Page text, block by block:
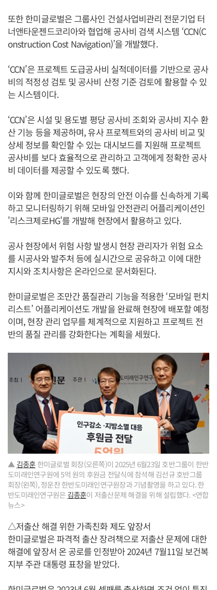
또한 한미글로벌은 그룹사인 건설사업비관리 전문기업 터
너앤타운젠드코리아와 협업해 공사비 검색 시스템 ‘CCN(C
onstruction Cost Navigation)’을 개발했다.
‘CCN’은 프로젝트 도급공사비 실적데이터를 기반으로 공사
비의 적정성 검토 및 공사비 산정 기준 검토에 활용할 수 있
는 시스템이다.
‘CCN’은 시설 및 용도별 평당 공사비 조회와 공사비 지수 환
산 기능 등을 제공하며, 유사 프로젝트와의 공사비 비교 및
상세 정보를 확인할 수 있는 대시보드를 지원해 프로젝트
공사비를 보다 효율적으로 관리하고 고객에게 정확한 공사
비 데이터를 제공할 수 있도록 했다.
이와 함께 한미글로벌은 현장의 안전 이슈를 신속하게 기록
하고 모니터링하기 위해 모바일 안전관리 어플리케이션인
'리스크제로HG'를 개발해 현장에서 활용하고 있다.
공사 현장에서 위험 사항 발생시 현장 관리자가 위험 요소
를 시공사와 발주처 등에 실시간으로 공유하고 이에 대한
지시와 조치사항은 온라인으로 문서화된다.
한미글로벌은 조만간 품질관리 기능을 적용한 ‘모바일 펀치
리스트’ 어플리케이션도 개발을 완료해 현장에 배포할 예정
이며, 현장 관리 업무를 체계적으로 지원하고 프로젝트 전
반의 품질 관리를 강화한다는 계획을 세웠다.
▲ 김종훈 한미글로벌 회장(오른쪽)이 2025년 6월23일 호반그룹이 한반
도미래인연구원에 5억 원의 후원금 전달식에 참석해 김선규 호반그룹
회장(왼쪽), 정운찬 한반도미래인연구원장과 기념촬영을 하고 있다. 한
반도미래인연구원은 김종훈이 저출산문제 해결을 위해 설립했다. <연합
뉴스>
△저출산 해결 위한 가족친화 제도 앞장서
한미글로벌은 파격적 출산 장려책으로 저출산 문제에 대한
해결에 앞장서 온 공로를 인정받아 2024년 7월11일 보건복
지부 주관 대통령 표창을 받았다.